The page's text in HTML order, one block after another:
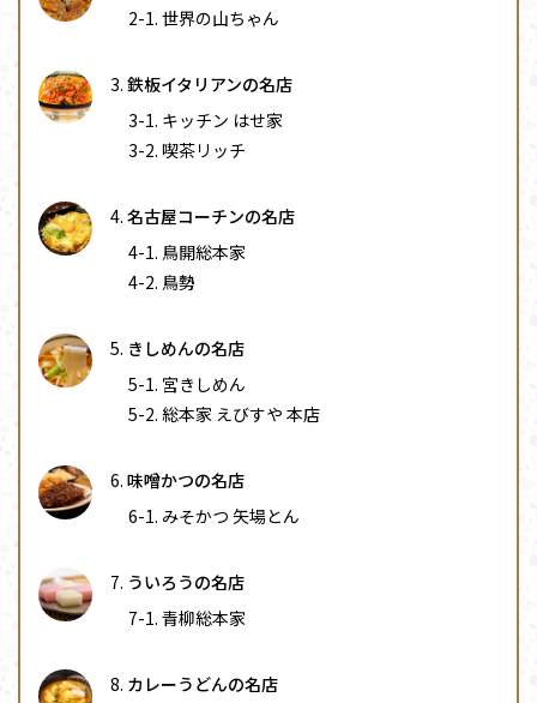
世界の山ちゃん
鉄板イタリアンの名店
キッチン はせ家
喫茶リッチ
名古屋コーチンの名店
鳥開総本家
鳥勢
きしめんの名店
宮きしめん
総本家 えびすや 本店
味噌かつの名店
みそかつ 矢場とん
ういろうの名店
青柳総本家
カレーうどんの名店